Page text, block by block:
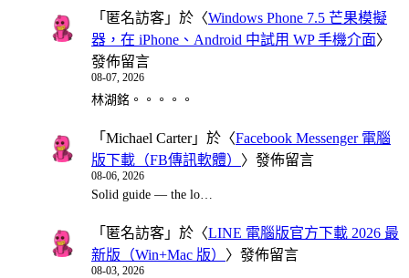
「 匿名訪客 」於〈Windows Phone 7.5 芒果模擬
器，在 iPhone、Android 中試用 WP 手機介面〉
發佈留言
08-07, 2026
林湖銘。。。。。
「 Michael Carter」於〈Facebook Messenger 電腦
版下載（FB傳訊軟體） 〉發佈留言
08-06, 2026
Solid guide — the lo…
「 匿名訪客 」於〈LINE 電腦版官方下載 2026 最
新版（Win+Mac 版） 〉發佈留言
08-03, 2026